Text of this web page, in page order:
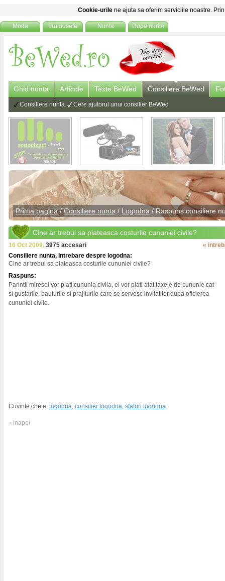
Cookie-urile ne ajuta sa oferim serviciile noastre.
Moda Frumusete Nunta Dupa nunta
Ghid nunta Articole Texte BeWed Consiliere BeWed
Consiliere nunta Cere ajutorul unui consilier BeWed
Prima pagina/Consiliere nunta / Logodna / Raspuns consiliere
Cine ar trebui sa plateasca costurile cununiei civile?
16 Oct 2009, 3975 accesari
«
Consiliere nunta, Intrebare despre logodna:
Cine ar trebui sa plateasca costurile cununiei civile?
Raspuns:
Parintii miresei vor plati cununia civila, ei vor plati atat taxele de cununie cat
si gustarile, bauturile si prajiturile care se servesc invitatilor dupa oficierea
cununiei civile.
Cuvinte cheie: logodna, consilier logodna, sfaturi logodna
inapoi